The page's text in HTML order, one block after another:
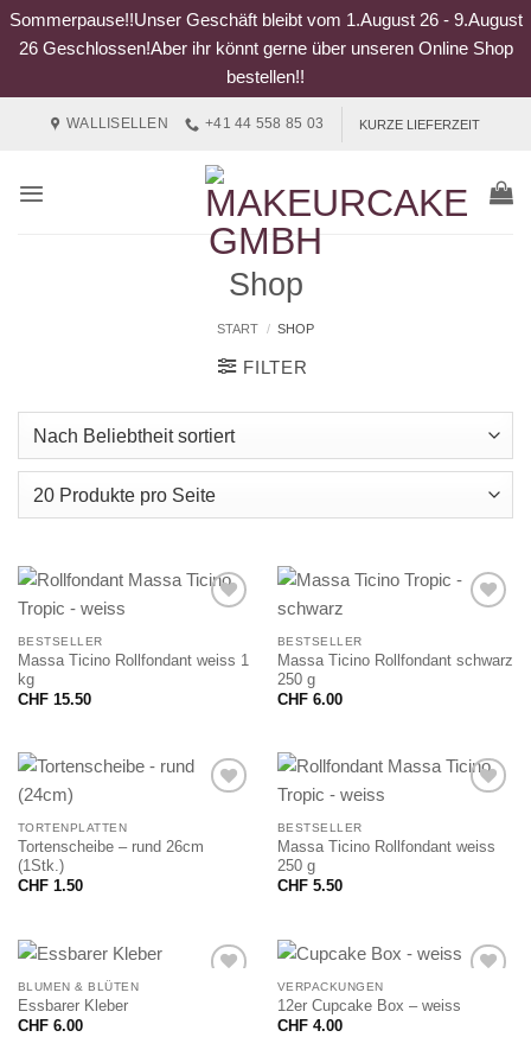
Sommerpause!!Unser Geschäft bleibt vom 1.August 26 - 9.August
26 Geschlossen!Aber ihr könnt gerne über unseren Online Shop
bestellen!!
WALLISELLEN +41 44 558 85 03 KURZE LIEFERZEIT
Shop
START / SHOP
FILTER
BESTSELLER
Massa Ticino Rollfondant weiss 1
kg
CHF15.50
BESTSELLER
Massa Ticino Rollfondant schwarz
250 g
CHF6.00
TORTENPLATTEN
Tortenscheibe – rund 26cm
(1Stk.)
CHF1.50
BESTSELLER
Massa Ticino Rollfondant weiss
250 g
CHF5.50
BLUMEN & BLÜTEN
Essbarer Kleber
CHF6.00
VERPACKUNGEN
12er Cupcake Box – weiss
CHF4.00